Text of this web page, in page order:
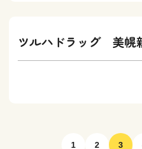
ツルハドラッグ 美幌
1 2 3